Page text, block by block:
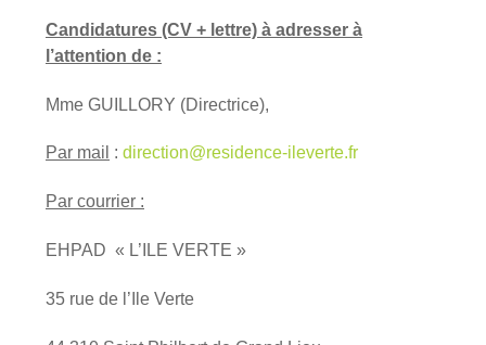
Candidatures (CV + lettre) à adresser à
l’attention de :
Mme GUILLORY (Directrice),
Par mail : direction@residence-ileverte.fr
Par courrier :
EHPAD « L’ILE VERTE »
35 rue de l’Ile Verte